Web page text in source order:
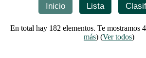
Inicio Lista
En total hay 182 elementos. Te mostramos
más) (Ver todos)